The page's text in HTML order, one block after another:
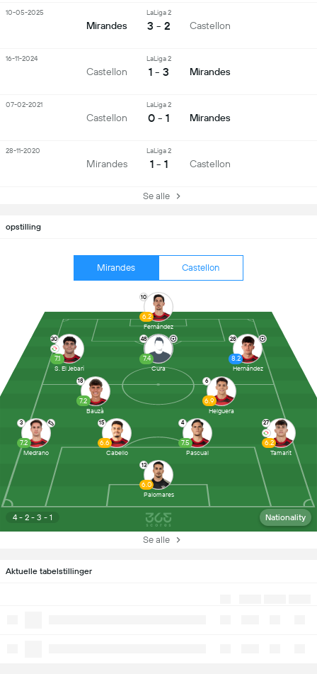
Aktuelle tabelstillinger
opstilling
Mirandes Castellon
4 - 2 - 3 - 1 Nationality
13
6.0
Palomares
3
7.2
Medrano
15
6.6
Cabello
4
7.5
Pascual
27
6.2
Tamarit
18
7.2
Bauzà
6
6.9
Helguera
30
7.1
S. El Jebari
48
7.4
Cura
28
8.2
Hernández
10
6.2
Fernández
Se alle
Mirandes
LaLiga 2
3 - 2 Castellon
10-05-2025
Castellon
LaLiga 2
1 - 3 Mirandes
16-11-2024
Castellon
LaLiga 2
0 - 1 Mirandes
07-02-2021
Mirandes
LaLiga 2
1 - 1 Castellon
28-11-2020
Se alle